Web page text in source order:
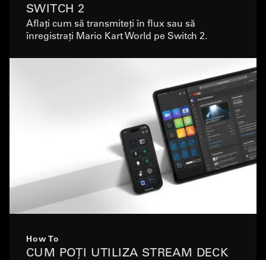
SWITCH 2
Aflați cum să transmiteți în flux sau să
înregistrați Mario Kart World pe Switch 2.
How To
CUM POȚI UTILIZA STREAM DECK